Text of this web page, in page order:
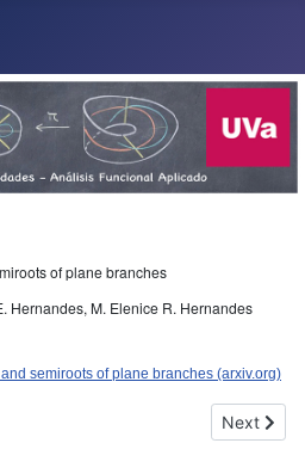
of plane branches
Hernandes, M. Elenice R. Hernandes
semiroots of plane branches (arxiv.org)
Hard Lefschetz property for S^3-
Next
Next